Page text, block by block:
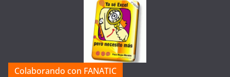
a
Colaborando con FANATIC